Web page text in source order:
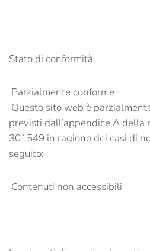
Stato di conformità
Parzialmente conforme
Questo sito web è
previsti dall’appendice A della
301549 in ragione dei casi di
seguito:
Contenuti non accessibili